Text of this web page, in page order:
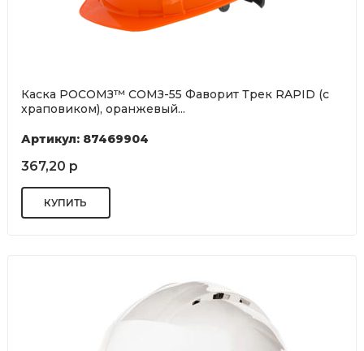
Каска РОСОМЗ™ СОМЗ-55 Фаворит Трек RAPID (с
храповиком), оранжевый...
Артикул: 87469904
367,20 р